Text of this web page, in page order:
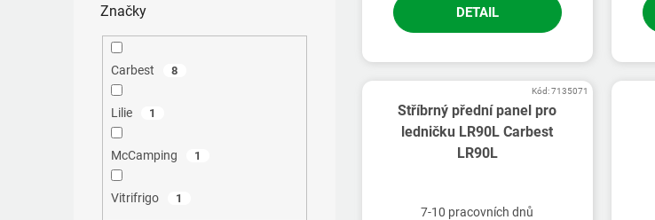
Značky
Carbest 8
Lilie 1
McCamping 1
Vitrifrigo 1
DETAIL
Stříbrný přední panel pro
ledničku LR90L Carbest
LR90L
7-10 pracovních dnů
Kód:7135071